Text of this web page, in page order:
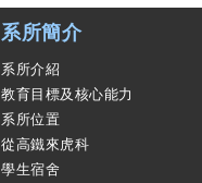
系所簡介
系所介紹
教育目標及核心能力
系所位置
從高鐵來虎科
學生宿舍